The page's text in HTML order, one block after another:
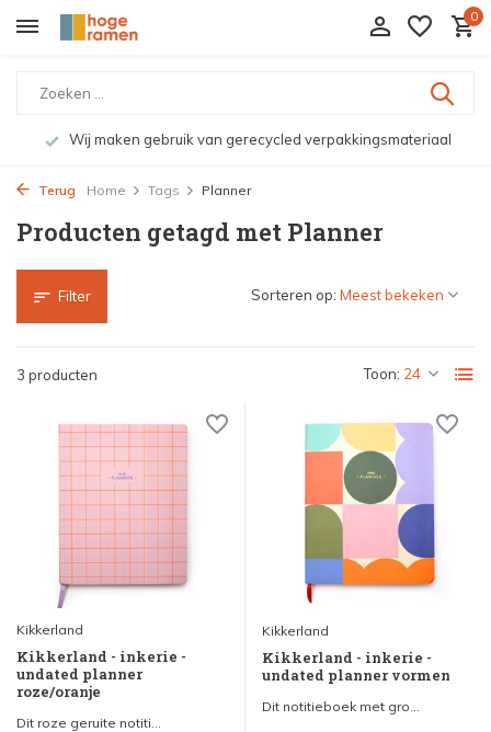
0
Wij maken gebruik van gerecycled verpakkingsmateriaal
Terug Home Tags Planner
Producten getagd met Planner
Filter
3 producten Toon:
Sorteren op:
Kikkerland
Kikkerland - inkerie -
undated planner
roze/oranje
Dit roze geruite notiti...
Kikkerland
Kikkerland - inkerie -
undated planner vormen
Dit notitieboek met gro...